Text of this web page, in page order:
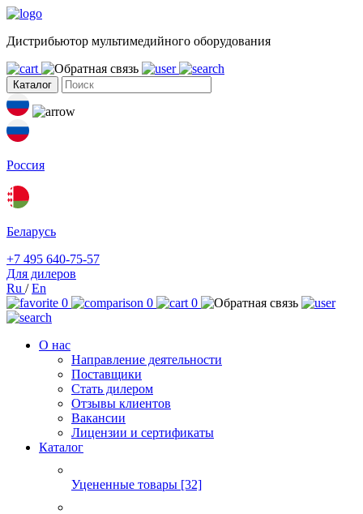
Дистрибьютор мультимедийного оборудования
Каталог
Россия
Беларусь
+7 495 640-75-57
Для дилеров
Ru /En
0
0 0
О нас
Направление деятельности
Поставщики
Стать дилером
Отзывы клиентов
Вакансии
Лицензии и сертификаты
Каталог
Уцененные товары [32]